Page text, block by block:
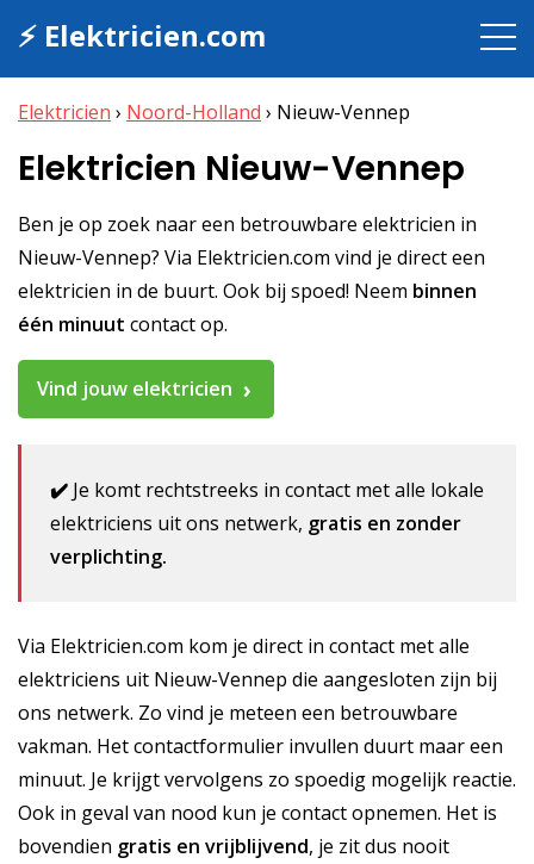
⚡ Elektricien.com
Elektricien › Noord-Holland › Nieuw-Vennep
Elektricien Nieuw-Vennep
Ben je op zoek naar een betrouwbare elektricien in
Nieuw-Vennep? Via Elektricien.com vind je direct een
elektricien in de buurt. Ook bij spoed! Neem binnen
één minuut contact op.
Vind jouw elektricien
✔️ Je komt rechtstreeks in contact met alle lokale
elektriciens uit ons netwerk, gratis en zonder
verplichting.
Via Elektricien.com kom je direct in contact met alle
elektriciens uit Nieuw-Vennep die aangesloten zijn bij
ons netwerk. Zo vind je meteen een betrouwbare
vakman. Het contactformulier invullen duurt maar een
minuut. Je krijgt vervolgens zo spoedig mogelijk reactie.
Ook in geval van nood kun je contact opnemen. Het is
bovendien gratis en vrijblijvend, je zit dus nooit